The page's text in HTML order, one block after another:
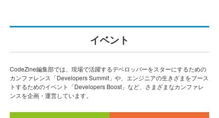
イベント
CodeZine編集部では、現場で活躍するデベロッパーをスターにするための
カンファレンス「Developers Summit」や、エンジニアの生きざまをブース
トするためのイベント「Developers Boost」など、さまざまなカンファレ
ンスを企画・運営しています。